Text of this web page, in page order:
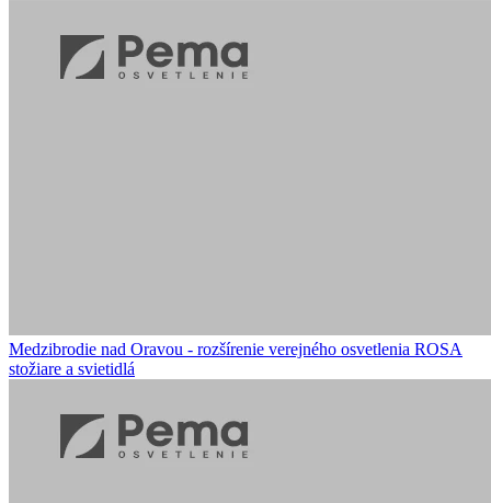
Medzibrodie nad Oravou - rozšírenie verejného osvetlenia ROSA
stožiare a svietidlá